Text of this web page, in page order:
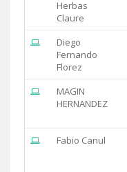
Herbas
Claure
Diego
Fernando
Florez
MAGIN
HERNANDEZ
Fabio Canul